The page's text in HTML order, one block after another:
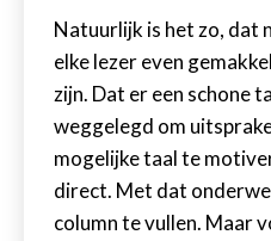
Natuurlijk is het zo, dat
elke lezer even
zijn. Dat er een schone
weggelegd om
mogelijke taal te
direct. Met dat
column te vullen. Maar